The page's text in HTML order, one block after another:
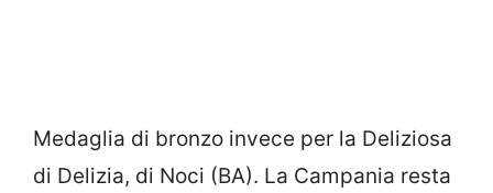
Medaglia di bronzo invece per la Deliziosa
di Delizia, di Noci (BA). La Campania resta